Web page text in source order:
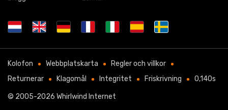
Kolofon Webbplatskarta
Regler och villkor
Returnerar
Klagomål Integritet Friskrivning 0,140s
© 2005-2026 Whirlwind Internet